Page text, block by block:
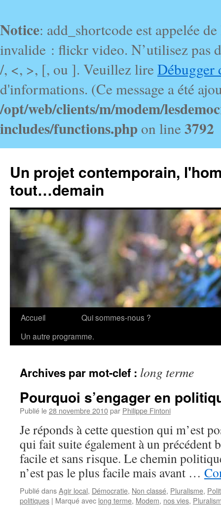
Notice: add_shortcode est appelée
invalide : flickr video. N’utilisez pas
/, <, >, [, ou ]. Veuillez lireDébugger
d'informations. (Ce message a été
/opt/web/clients/m/modem/
includes/functions.php on line3792
Un projet contemporain,
tout…demain
Aller
Accueil
Qui sommes-nous ?
Un autre programme.
Archives par mot-clef : long terme
Pourquoi s’engager en
Publié le28 novembre 2010par Philippe Fintoni
Je réponds à cette question qui m’est
qui fait suite également à un précédent
facile et sans risque. Le chemin
n’est pas le plus facile mais avant …
Publié dansAgir local, Démocratie, Non classé, Pluralisme,
politiques | Marqué avec long terme, Modem, nos vies,